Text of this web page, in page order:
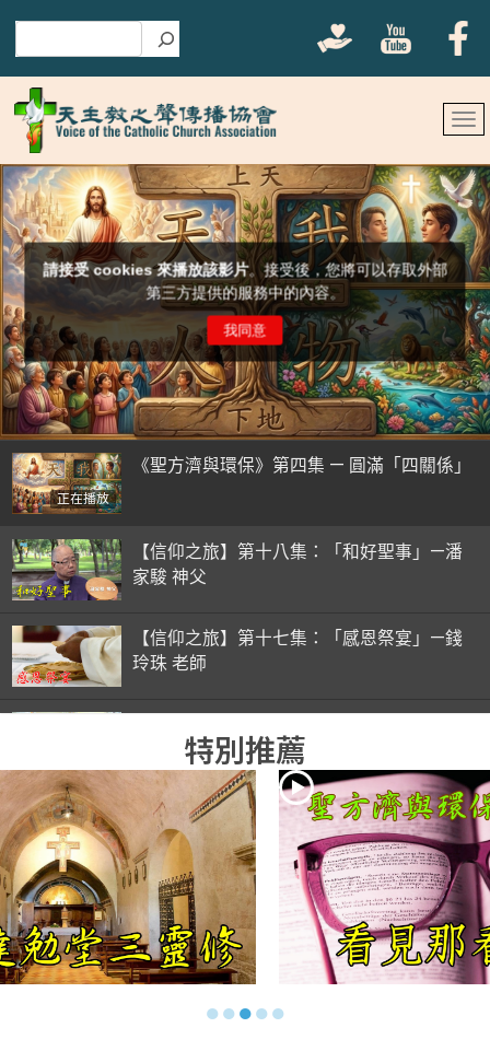
正在播放
《聖方濟與環保》第四集 — 圓滿「四關係」
【信仰之旅】第十八集：「和好聖事」—潘
家駿 神父
【信仰之旅】第十七集：「感恩祭宴」—錢
玲珠 老師
錢玲珠 老師
【信仰之旅】第十五集：「入門聖事」—錢
玲珠 老師
【信仰之旅】第十四集：「天主十誡(下)」
—金毓瑋 神父
【信仰之旅】第十三集：「天主十誡(上)」
—金毓瑋 神父
特別推薦
●●●●●